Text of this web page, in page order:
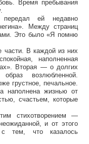
Время пребывания
ей недавно
Между страниц
Это было «Я помню
части. В каждой из них
наполненная
Вторая — о долгих
возлюбленной.
грустное, печальное.
наполнена жизнью от
счастьем, которые
стихотворением —
и от этого
с тем, что казалось